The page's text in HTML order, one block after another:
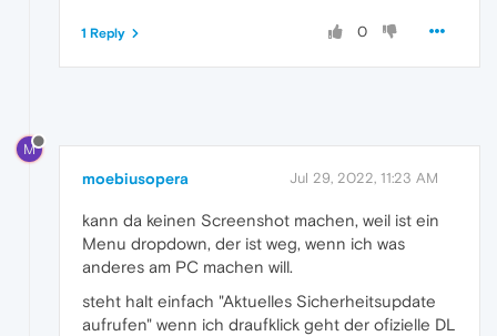
0
1 Reply
M
moebiusopera Jul 29, 2022, 11:23 AM
kann da keinen Screenshot machen, weil ist ein
Menu dropdown, der ist weg, wenn ich was
anderes am PC machen will.
steht halt einfach "Aktuelles Sicherheitsupdate
aufrufen" wenn ich draufklick geht der ofizielle DL